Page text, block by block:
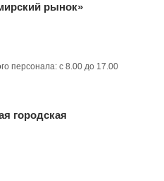
рынок»
персонала: с 8.00 до 17.00
городская